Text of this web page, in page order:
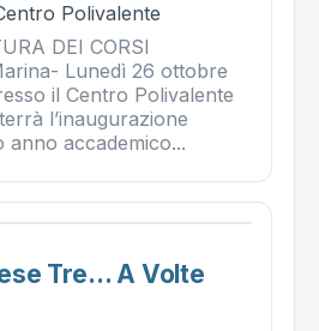
Polivalente
DEI CORSI
Lunedì 26 ottobre
il Centro Polivalente
l’inaugurazione
anno accademico...
Tre… A Volte